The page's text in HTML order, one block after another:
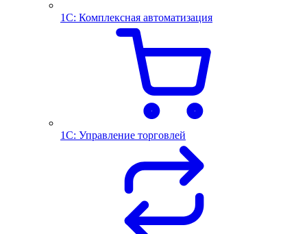
1С: Комплексная автоматизация
1С: Управление торговлей